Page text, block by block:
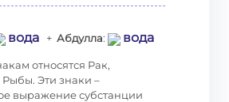
вода + Абдулла: вода
относятся Рак,
Эти знаки –
выражение субстанции